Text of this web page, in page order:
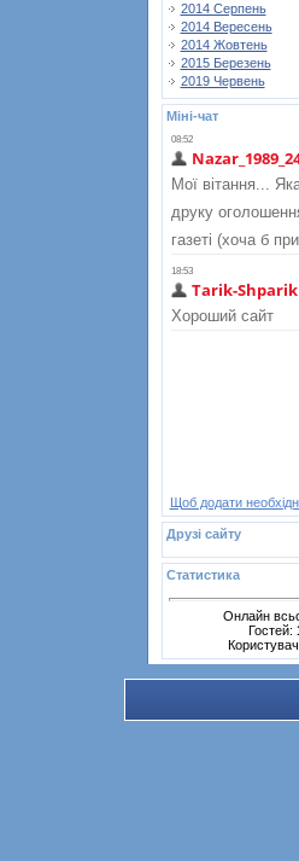
2014 Серпень
2014 Вересень
2014 Жовтень
2015 Березень
2019 Червень
Міні-чат
Щоб додати
Друзі сайту
Статистика
Онлайн
Гостей: